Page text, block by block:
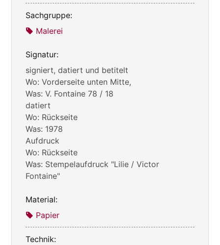
Sachgruppe:
Malerei
Signatur:
signiert, datiert und betitelt
Wo: Vorderseite unten Mitte,
Was: V. Fontaine 78 / 18
datiert
Wo: Rückseite
Was: 1978
Aufdruck
Wo: Rückseite
Was: Stempelaufdruck "Lilie / Victor
Fontaine"
Material:
Papier
Technik: